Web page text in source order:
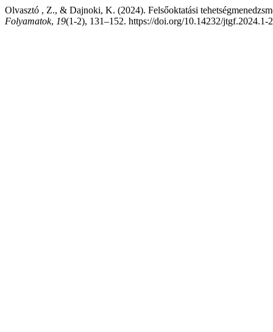
Olvasztó , Z., & Dajnoki, K. (2024). Felsőoktatási
Folyamatok, 19(1-2), 131–152. https://doi.org/10.14232/jtgf.2024.1-